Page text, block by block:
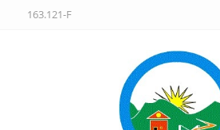
163.121-F